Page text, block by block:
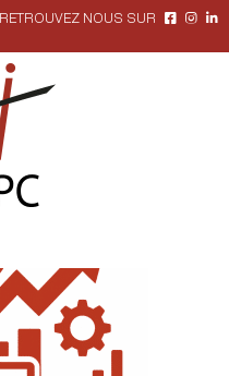
RETROUVEZ NOUS SUR